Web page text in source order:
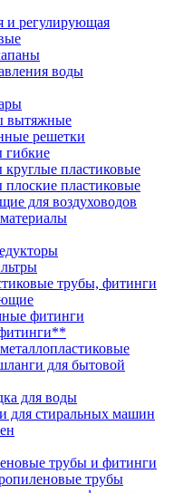
и регулирующая
воды
вытяжные
решетки
гибкие
круглые пластиковые
плоские пластиковые
для воздуховодов
трубы, фитинги
фитинги
для бытовой
для воды
для стиральных машин
трубы и фитинги
трубы